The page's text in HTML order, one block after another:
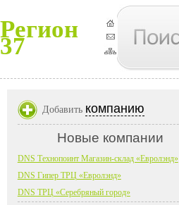
Регион
37
Добавить компанию
Новые компании
DNS Технопоинт Магазин-склад «Евролэнд»
DNS Гипер ТРЦ «Евролэнд»
DNS ТРЦ «Серебряный город»